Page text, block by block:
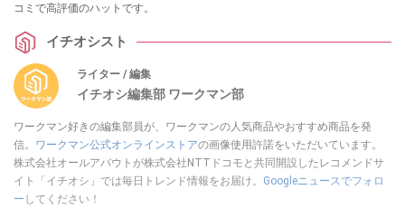
コミで高評価のハットです。
イチオシスト
ライター / 編集
イチオシ編集部 ワークマン部
ワークマン好きの編集部員が、ワークマンの人気商品やおすすめ商品を発
信。 ワークマン公式オンラインストアの画像使用許諾をいただいています。
株式会社オールアバウトが株式会社NTTドコモと共同開設したレコメンドサ
イト「イチオシ」では毎日トレンド情報をお届け。 Googleニュースでフォロ
ー してください！